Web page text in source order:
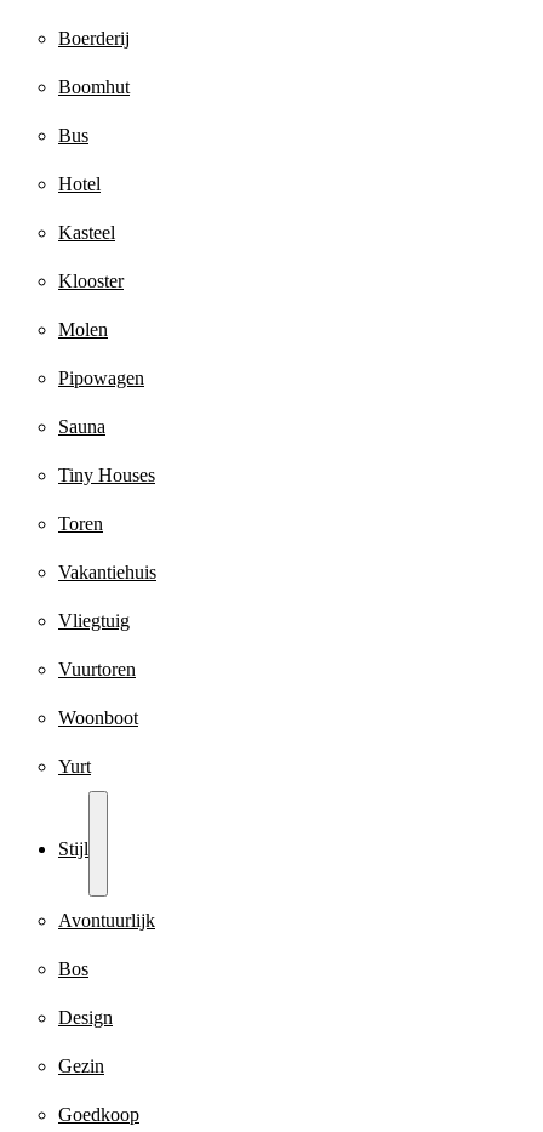
Boerderij
Boomhut
Bus
Hotel
Kasteel
Klooster
Molen
Pipowagen
Sauna
Tiny Houses
Toren
Vakantiehuis
Vliegtuig
Vuurtoren
Woonboot
Yurt
Stijl
Avontuurlijk
Bos
Design
Gezin
Goedkoop